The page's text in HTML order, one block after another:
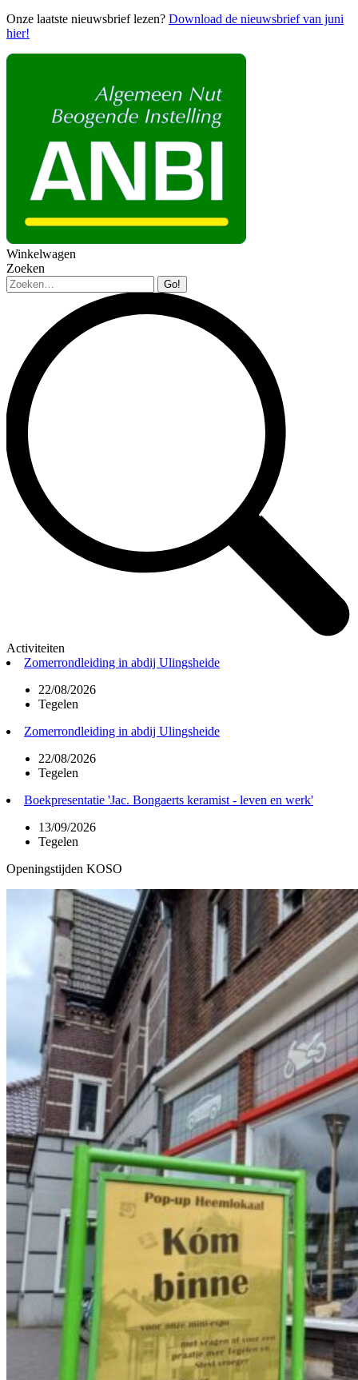
Onze laatste nieuwsbrief lezen? Download de nieuwsbrief van juni
hier!
Winkelwagen
Zoeken
Zoeken:
Activiteiten
Zomerrondleiding in abdij Ulingsheide
22/08/2026
Tegelen
Zomerrondleiding in abdij Ulingsheide
22/08/2026
Tegelen
Boekpresentatie 'Jac. Bongaerts keramist - leven en werk'
13/09/2026
Tegelen
Openingstijden KOSO